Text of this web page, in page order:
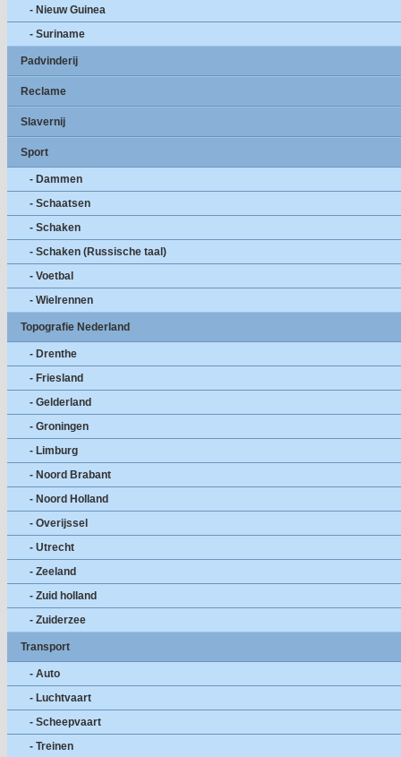
- Nieuw Guinea
- Suriname
Padvinderij
Reclame
Slavernij
Sport
- Dammen
- Schaatsen
- Schaken
- Schaken (Russische taal)
- Voetbal
- Wielrennen
Topografie Nederland
- Drenthe
- Friesland
- Gelderland
- Groningen
- Limburg
- Noord Brabant
- Noord Holland
- Overijssel
- Utrecht
- Zeeland
- Zuid holland
- Zuiderzee
Transport
- Auto
- Luchtvaart
- Scheepvaart
- Treinen